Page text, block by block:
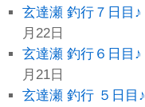
玄達瀬 釣行７日目♪
月22日
玄達瀬 釣行６日目♪
月21日
玄達瀬 釣行 ５日目♪